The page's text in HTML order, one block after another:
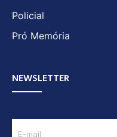
Policial
Pró Memória
NEWSLETTER